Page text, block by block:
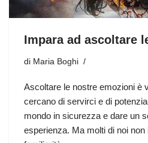
Impara ad ascoltare
di Maria Boghi
Ascoltare le nostre emozioni è
cercano di servirci e di
mondo in sicurezza e dare un
esperienza. Ma molti di noi non